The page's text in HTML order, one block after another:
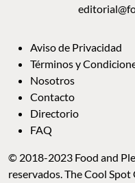
Aviso de Privacidad
Términos y
Nosotros
Contacto
Directorio
FAQ
© 2018-2023 Food and
reservados. The Cool Spot